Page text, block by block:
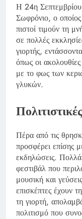
Η 24η Σεπτεμβρίου
Σωφρόνιο, ο
πιστοί τιμούν τη
σε πολλές
γιορτής,
όπως οι
με το φως των
γλυκών.
Πέρα από τις
προσφέρει επίσης
εκδηλώσεις. Πολλά
φεστιβάλ που
μουσική και
επισκέπτες έχουν
τη γιορτή,
πολιτισμό που